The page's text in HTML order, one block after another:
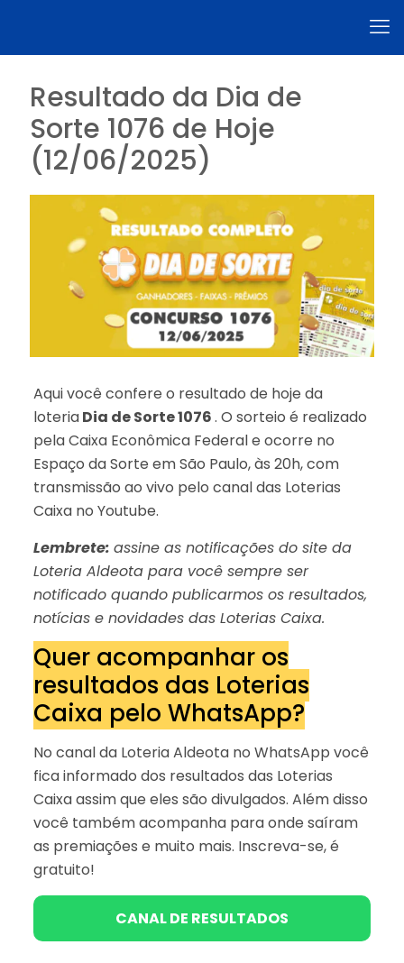
Resultado da Dia de
Sorte 1076 de Hoje
(12/06/2025)
Aqui você confere o resultado de hoje da
loteriaDia de Sorte 1076. O sorteio é realizado
pela Caixa Econômica Federal e ocorre no
Espaço da Sorte em São Paulo, às 20h, com
transmissão ao vivo pelo canal das Loterias
Caixa no Youtube.
Lembrete: assine as notificações do site da
Loteria Aldeota para você sempre ser
notificado quando publicarmos os resultados,
notícias e novidades das Loterias Caixa.
Quer acompanhar os
resultados das Loterias
Caixa pelo WhatsApp?
No canal da Loteria Aldeota no WhatsApp você
fica informado dos resultados das Loterias
Caixa assim que eles são divulgados. Além disso
você também acompanha para onde saíram
as premiações e muito mais. Inscreva-se, é
gratuito!
CANAL DE RESULTADOS